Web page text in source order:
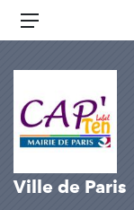
Aller
principal
Menu
Ville de Paris